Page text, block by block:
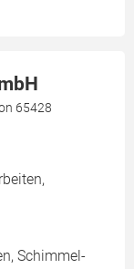
65428
Schimmel-